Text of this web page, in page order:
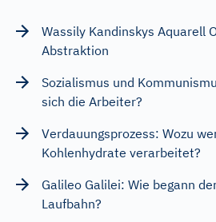
Wassily Kandinskys Aquarell
Abstraktion
Sozialismus und
sich die Arbeiter?
Verdauungsprozess: Wozu
Kohlenhydrate verarbeitet?
Galileo Galilei: Wie begann
Laufbahn?